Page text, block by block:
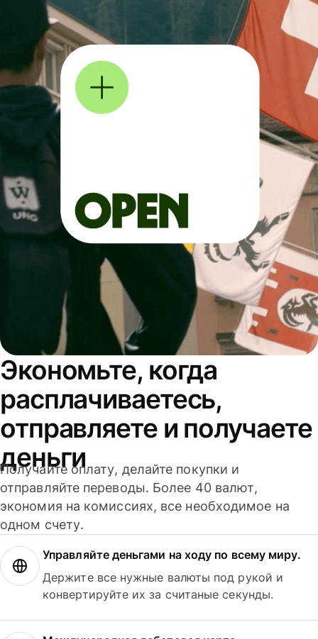
Экономьте, когда
расплачиваетесь,
отправляете и получаете
деньги
Получайте оплату, делайте покупки и
отправляйте переводы. Более 40 валют,
экономия на комиссиях, все необходимое на
одном счету.
Управляйте деньгами на ходу по всему миру.
Держите все нужные валюты под рукой и
конвертируйте их за считаные секунды.